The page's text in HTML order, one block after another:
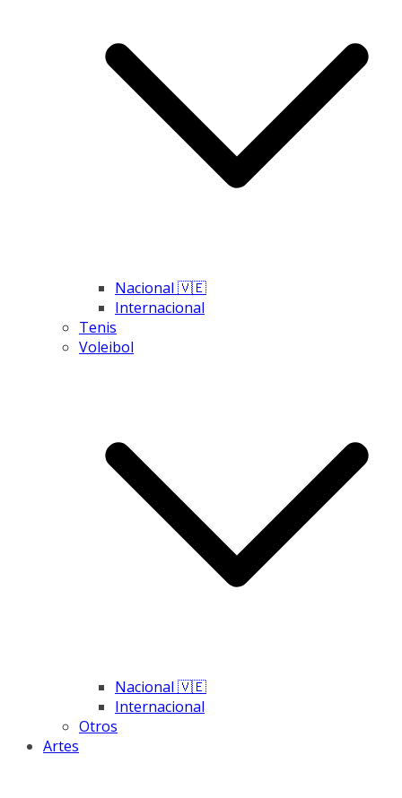
Nacional 🇻🇪
Internacional
Tenis
Voleibol
Nacional 🇻🇪
Internacional
Otros
Artes